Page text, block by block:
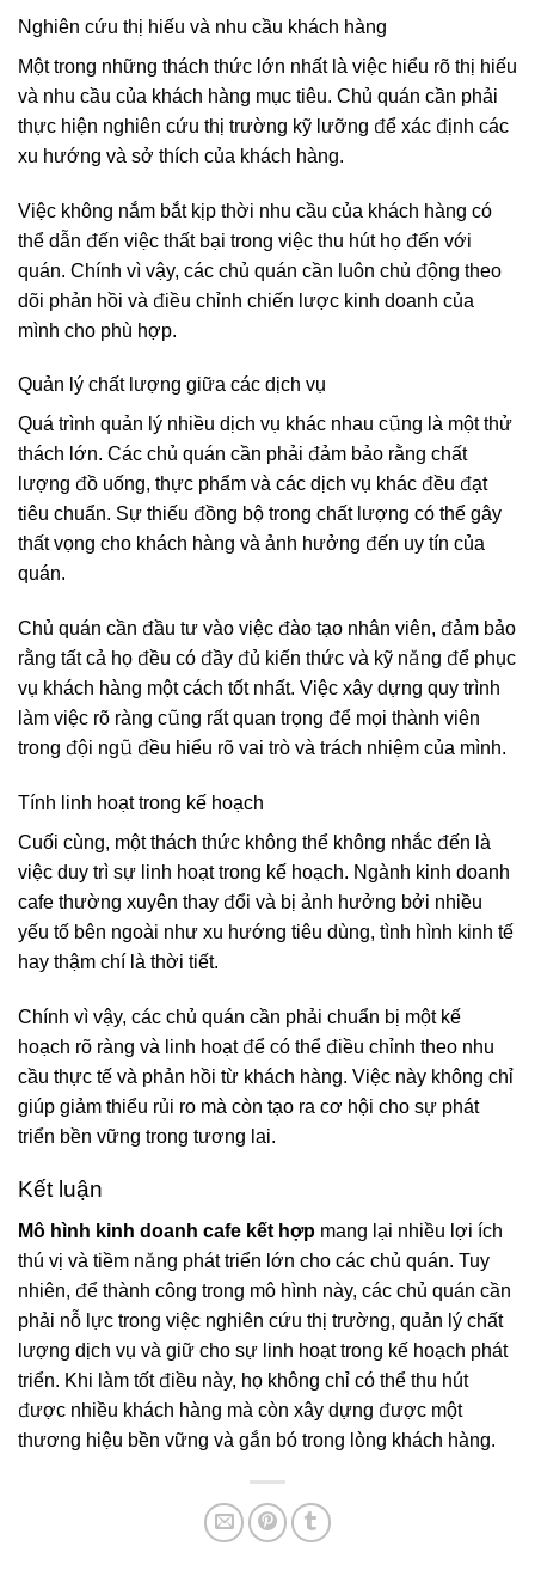
Nghiên cứu thị hiếu và nhu cầu khách hàng
Một trong những thách thức lớn nhất là việc hiểu rõ thị hiếu
và nhu cầu của khách hàng mục tiêu. Chủ quán cần phải
thực hiện nghiên cứu thị trường kỹ lưỡng để xác định các
xu hướng và sở thích của khách hàng.
Việc không nắm bắt kịp thời nhu cầu của khách hàng có
thể dẫn đến việc thất bại trong việc thu hút họ đến với
quán. Chính vì vậy, các chủ quán cần luôn chủ động theo
dõi phản hồi và điều chỉnh chiến lược kinh doanh của
mình cho phù hợp.
Quản lý chất lượng giữa các dịch vụ
Quá trình quản lý nhiều dịch vụ khác nhau cũng là một thử
thách lớn. Các chủ quán cần phải đảm bảo rằng chất
lượng đồ uống, thực phẩm và các dịch vụ khác đều đạt
tiêu chuẩn. Sự thiếu đồng bộ trong chất lượng có thể gây
thất vọng cho khách hàng và ảnh hưởng đến uy tín của
quán.
Chủ quán cần đầu tư vào việc đào tạo nhân viên, đảm bảo
rằng tất cả họ đều có đầy đủ kiến thức và kỹ năng để phục
vụ khách hàng một cách tốt nhất. Việc xây dựng quy trình
làm việc rõ ràng cũng rất quan trọng để mọi thành viên
trong đội ngũ đều hiểu rõ vai trò và trách nhiệm của mình.
Tính linh hoạt trong kế hoạch
Cuối cùng, một thách thức không thể không nhắc đến là
việc duy trì sự linh hoạt trong kế hoạch. Ngành kinh doanh
cafe thường xuyên thay đổi và bị ảnh hưởng bởi nhiều
yếu tố bên ngoài như xu hướng tiêu dùng, tình hình kinh tế
hay thậm chí là thời tiết.
Chính vì vậy, các chủ quán cần phải chuẩn bị một kế
hoạch rõ ràng và linh hoạt để có thể điều chỉnh theo nhu
cầu thực tế và phản hồi từ khách hàng. Việc này không chỉ
giúp giảm thiểu rủi ro mà còn tạo ra cơ hội cho sự phát
triển bền vững trong tương lai.
Kết luận
Mô hình kinh doanh cafe kết hợp mang lại nhiều lợi ích
thú vị và tiềm năng phát triển lớn cho các chủ quán. Tuy
nhiên, để thành công trong mô hình này, các chủ quán cần
phải nỗ lực trong việc nghiên cứu thị trường, quản lý chất
lượng dịch vụ và giữ cho sự linh hoạt trong kế hoạch phát
triển. Khi làm tốt điều này, họ không chỉ có thể thu hút
được nhiều khách hàng mà còn xây dựng được một
thương hiệu bền vững và gắn bó trong lòng khách hàng.